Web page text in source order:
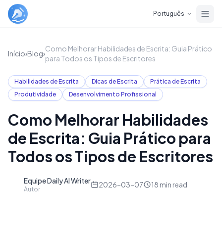
Português
Início›Blog›
Como Melhorar Habilidades de Escrita: Guia Prático
para Todos os Tipos de Escritores
Habilidades de Escrita Dicas de Escrita
Prática de Escrita
Produtividade
Desenvolvimento Profissional
Como Melhorar Habilidades
de Escrita: Guia Prático para
Todos os Tipos de Escritores
Equipe Daily AI Writer
Autor
2026-03-07 18 min read